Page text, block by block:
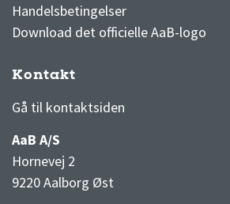
Handelsbetingelser
Download det officielle AaB-logo
Kontakt
Gå til kontaktsiden
AaB A/S
Hornevej 2
9220 Aalborg Øst